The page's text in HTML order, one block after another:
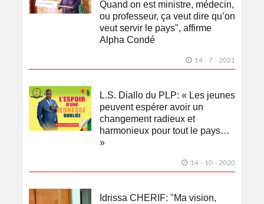
Quand on est ministre, médecin,
ou professeur, ça veut dire qu’on
veut servir le pays", affirme
Alpha Condé
14 - 7 - 2021
L.S. Diallo du PLP: « Les jeunes
peuvent espérer avoir un
changement radieux et
harmonieux pour tout le pays…
»
14 - 10 - 2020
Idrissa CHERIF: "Ma vision,